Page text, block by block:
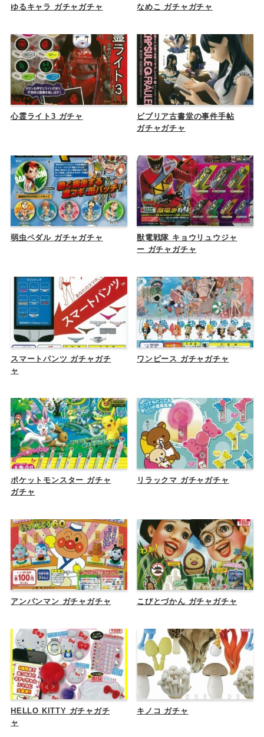
ゆるキャラ ガチャガチャ なめこ ガチャガチャ
心霊ライト3 ガチャ
ビブリア古書堂の事件手帖
ガチャガチャ
弱虫ペダル ガチャガチャ
獣電戦隊 キョウリュウジャ
ー ガチャガチャ
スマートパンツ ガチャガチ
ャ
ワンピース ガチャガチャ
ポケットモンスター ガチャ
ガチャ
リラックマ ガチャガチャ
アンパンマン ガチャガチャ こびとづかん ガチャガチャ
HELLO KITTY ガチャガチ
ャ
キノコ ガチャ